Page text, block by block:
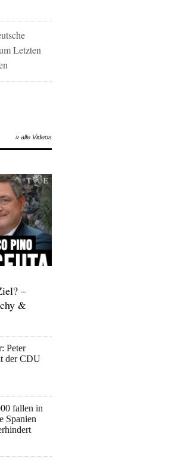
Letzten
» alle Videos
–
&
Peter
der CDU
fallen in
Spanien